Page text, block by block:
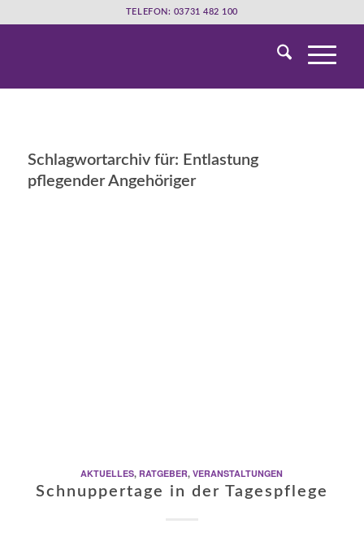
TELEFON: 03731 482 100
Schlagwortarchiv für: Entlastung
pflegender Angehöriger
AKTUELLES,RATGEBER,VERANSTALTUNGEN
Schnuppertage in der Tagespflege